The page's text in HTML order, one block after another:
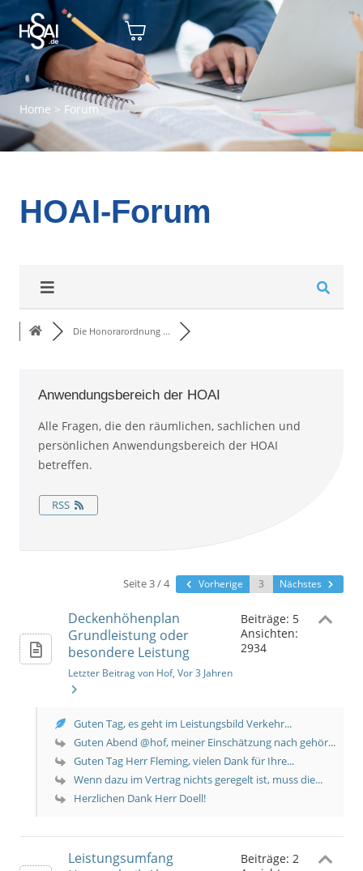
Home > Forum
HOAI-Forum
Die Honorarordnung ...
Anwendungsbereich der HOAI
Alle Fragen, die den räumlichen, sachlichen und
persönlichen Anwendungsbereich der HOAI
betreffen.
RSS
Seite 3 / 4 Vorherige Nächstes
Deckenhöhenplan
Grundleistung oder
besondere Leistung
Letzter Beitrag von Hof, Vor 3 Jahren
Beiträge: 5
Ansichten:
2934
Guten Tag, es geht im Leistungsbild Verkehr...
Guten Abend @hof, meiner Einschätzung nach gehör...
Guten Tag Herr Fleming, vielen Dank für Ihre...
Wenn dazu im Vertrag nichts geregelt ist, muss die...
Herzlichen Dank Herr Doell!
Leistungsumfang
Beiträge: 2